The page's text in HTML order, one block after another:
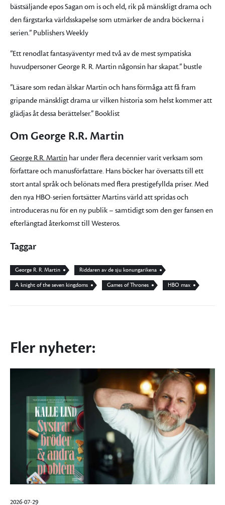
bästsäljande epos Sagan om is och eld, rik på mänskligt drama och
den färgstarka världsskapelse som utmärker de andra böckerna i
serien.” Publishers Weekly
”Ett renodlat fantasyäventyr med två av de mest sympatiska
huvudpersoner George R. R. Martin någonsin har skapat.” bustle
”Läsare som redan älskar Martin och hans förmåga att få fram
gripande mänskligt drama ur vilken historia som helst kommer att
glädjas åt dessa berättelser.” Booklist
Om George R.R. Martin
George R.R. Martin har under flera decennier varit verksam som
författare och manusförfattare. Hans böcker har översatts till ett
stort antal språk och belönats med flera prestigefyllda priser. Med
den nya HBO-serien fortsätter Martins värld att spridas och
introduceras nu för en ny publik – samtidigt som den ger fansen en
efterlängtad återkomst till Westeros.
Taggar
George R. R. Martin
Riddaren av de sju konungarikena
A knight of the seven kingdoms
Games of Thrones HBO max
Fler nyheter:
2026-07-29